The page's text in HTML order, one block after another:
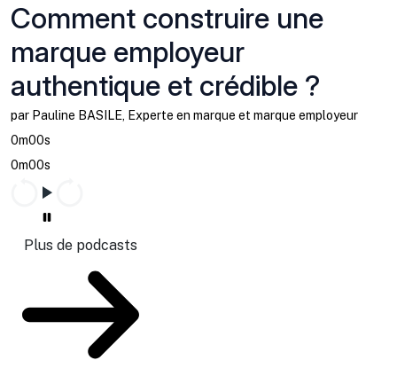
Comment construire une
marque employeur
authentique et crédible ?
par Pauline BASILE, Experte en marque et marque employeur
0m00s
0m00s
Plus de podcasts